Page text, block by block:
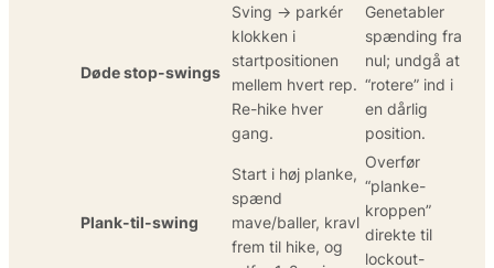
Døde stop-swings
Sving → parkér
klokken i
startpositionen
mellem hvert rep.
Re-hike hver
gang.
Genetabler
spænding fra
nul; undgå at
“rotere” ind i
en dårlig
position.
Plank-til-swing
Start i høj planke,
spænd
mave/baller, kravl
frem til hike, og
Overfør
“planke-
kroppen”
direkte til
lockout-